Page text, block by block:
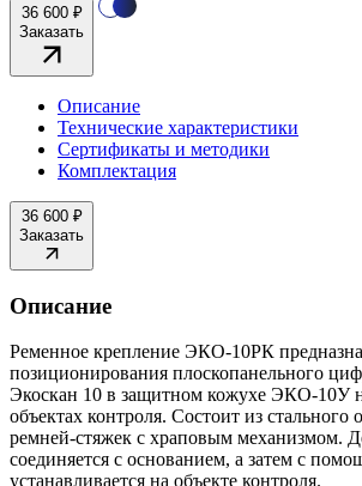
36 600 ₽
Заказать
Описание
Технические характеристики
Сертификаты и методики
Комплектация
36 600 ₽
Заказать
Описание
Ременное крепление ЭКО-10РК
позиционирования плоскопанельного
Экоскан 10 в защитном кожухе ЭКО-10У
объектах контроля. Состоит из стального
ремней-стяжек с храповым механизмом.
соединяется с основанием, а затем с
устанавливается на объекте контроля.